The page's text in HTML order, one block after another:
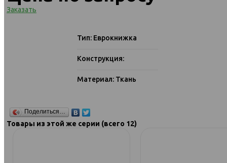
Заказать
Тип: Еврокнижка
Конструкция:
Материал: Ткань
Поделиться…
Товары из этой же серии (всего 12)